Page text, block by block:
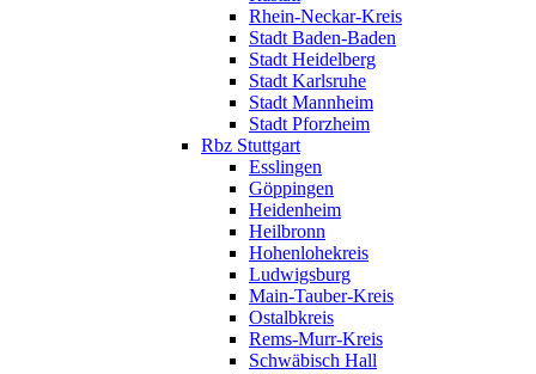
Rhein-Neckar-Kreis
Stadt Baden-Baden
Stadt Heidelberg
Stadt Karlsruhe
Stadt Mannheim
Stadt Pforzheim
Rbz Stuttgart
Esslingen
Göppingen
Heidenheim
Heilbronn
Hohenlohekreis
Ludwigsburg
Main-Tauber-Kreis
Ostalbkreis
Rems-Murr-Kreis
Schwäbisch Hall